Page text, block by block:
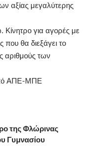
αξίας μεγαλύτερης
Κίνητρο για αγορές με
που θα διεξάγει το
αριθμούς των
ΑΠΕ-ΜΠΕ
της Φλώρινας
Γυμνασίου